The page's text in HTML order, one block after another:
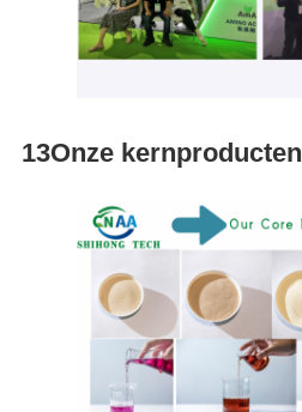
13Onze kernproducten